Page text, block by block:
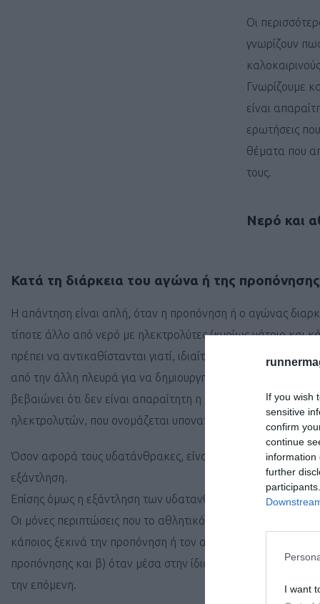
If you wish
sensitive
confirm
continue
information
further
I want
Οι
γνωρίζουν
Γνωρίζουμε
είναι
ερωτήσεις
θέματα που
τους.
Νερό και
Κατά τη διάρκεια του αγώνα ή της
Η απάντηση είναι απλή, όταν η προπόνηση ή ο αγώνας
τίποτε άλλο από νερό με ηλεκτρολύτες (κυρίως νάτριο και
πρέπει να αντικαθίστανται γιατί, ιδιαίτερα τώρα το
από την άλλη πλευρά για να δημιουργηθούν αυτές οι
βεβαιώνει ότι δεν είναι απαραίτητη η προσθήκη
ηλεκτρολυτών, που ονομάζεται υπονατριαιμία, δεν
Όσον αφορά τους υδατάνθρακες, είναι φανερό ότι η
εξάντληση.
Επίσης όμως η εξάντληση των υδατανθράκων δεν μπορεί
Οι μόνες περιπτώσεις που το αθλητικό ποτό είναι
κάποιος ξεκινά την προπόνηση ή τον αγώνα με χαμηλά
προπόνησης και β) όταν μέσα στην ίδια ημέρα υπάρχει και
την επόμενη.